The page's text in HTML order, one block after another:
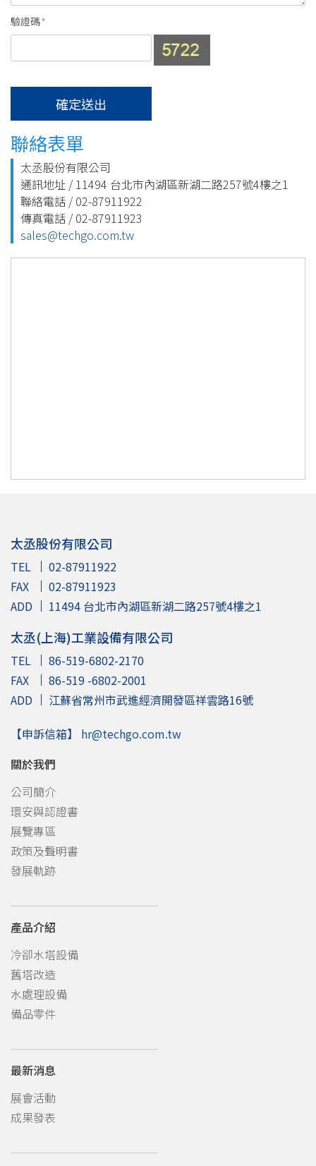
驗證碼*
聯絡表單
太丞股份有限公司
通訊地址 / 11494 台北市內湖區新湖二路257號4樓之1
聯絡電話 / 02-87911922
傳真電話 / 02-87911923
sales@techgo.com.tw
太丞股份有限公司
TEL
02-87911922
FAX
02-87911923
ADD
11494 台北市內湖區新湖二路257號4樓之1
太丞(上海)工業設備有限公司
TEL
86-519-6802-2170
FAX
86-519 -6802-2001
ADD
江蘇省常州市武進經濟開發區祥雲路16號
【申訴信箱】 hr@techgo.com.tw
關於我們
公司簡介
環安與認證書
展覽專區
政策及聲明書
發展軌跡
產品介紹
冷卻水塔設備
舊塔改造
水處理設備
備品零件
最新消息
展會活動
成果發表